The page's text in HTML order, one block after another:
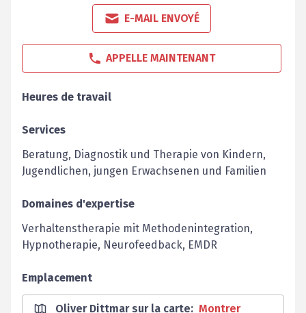
E-MAIL ENVOYÉ
APPELLE MAINTENANT
Heures de travail
Services
Beratung, Diagnostik und Therapie von Kindern,
Jugendlichen, jungen Erwachsenen und Familien
Domaines d'expertise
Verhaltenstherapie mit Methodenintegration,
Hypnotherapie, Neurofeedback, EMDR
Emplacement
Oliver Dittmar sur la carte: Montrer